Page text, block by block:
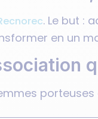
. Le but :
en un
porteuses